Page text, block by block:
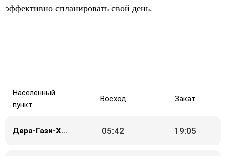
эффективно спланировать свой день.
Населённый
пункт
Восход Закат
Дера-Гази-Хан 05:42 19:05